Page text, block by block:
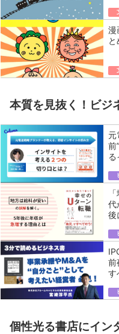
漫
本質を見抜く！ビジ
元
前
る
代
後
前
す
個性光る書店にイン